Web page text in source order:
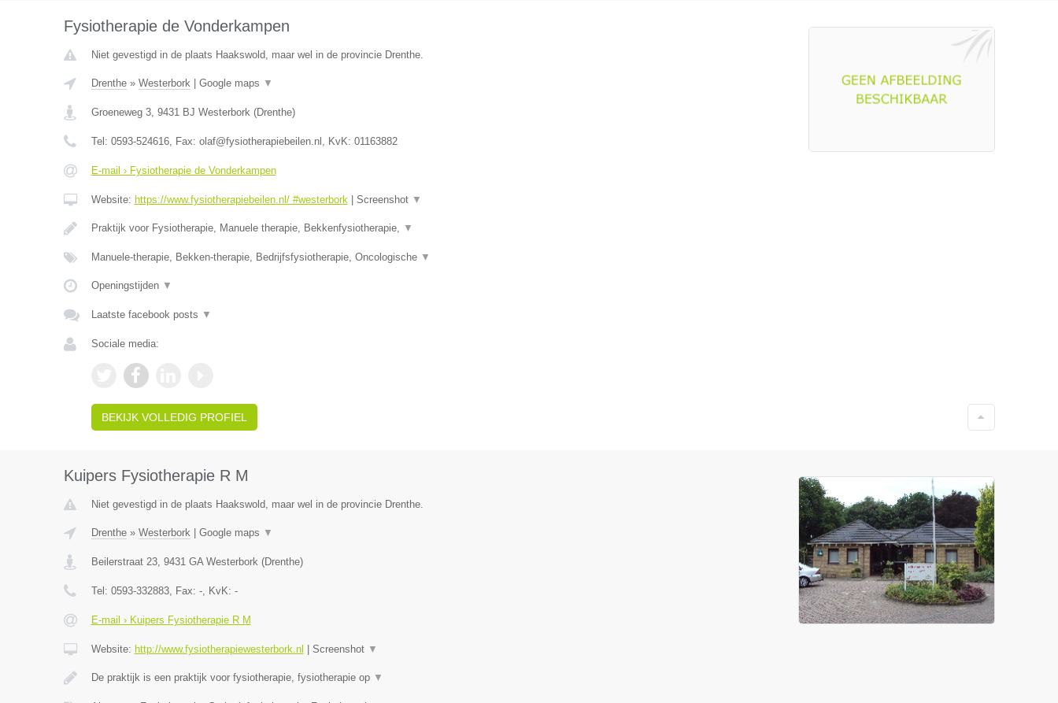
Fysiotherapie de Vonderkampen
Niet gevestigd in de plaats Haakswold, maar wel in de provincie Drenthe.
Drenthe» Westerbork| Google maps ▼
Groeneweg 3, 9431 BJ Westerbork(Drenthe)
Tel: 0593-524616, Fax: olaf@fysiotherapiebeilen.nl , KvK: 01163882
E-mail › Fysiotherapie de Vonderkampen
Website: https://www.fysiotherapiebeilen.nl/ #westerbork| Screenshot ▼
Praktijk voor Fysiotherapie, Manuele therapie, Bekkenfysiotherapie, ▼
Manuele-therapie, Bekken-therapie, Bedrijfsfysiotherapie, Oncologische ▼
Openingstijden ▼
Laatste facebook posts ▼
Sociale media:
BEKIJK VOLLEDIG PROFIEL
Kuipers Fysiotherapie R M
Niet gevestigd in de plaats Haakswold, maar wel in de provincie Drenthe.
Drenthe» Westerbork| Google maps ▼
Beilerstraat 23, 9431 GA Westerbork(Drenthe)
Tel: 0593-332883, Fax: -, KvK: -
E-mail › Kuipers Fysiotherapie R M
Website: http://www.fysiotherapiewesterbork.nl Screenshot ▼
De praktijk is een praktijk voor fysiotherapie, fysiotherapie op ▼